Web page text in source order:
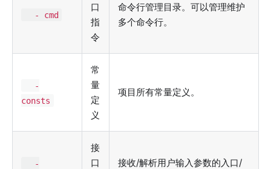
- cmd
口
指
令
命令行管理目录。可以管理维护
多个命令行。
-
consts
常
量
定
义
项目所有常量定义。
-
接
口
接收/解析用户输入参数的入口/